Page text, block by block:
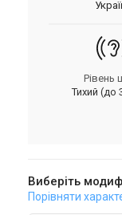
Рівень
Тихий (до
Виберіть
Порівняти